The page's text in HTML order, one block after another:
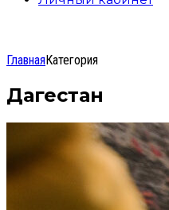
ГлавнаяКатегория
Дагестан